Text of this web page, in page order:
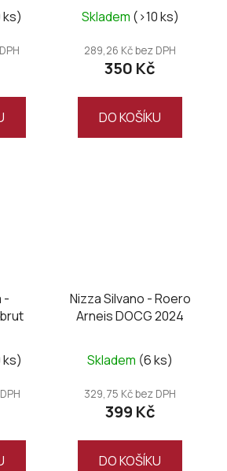
ks)
Skladem (>10 ks)
289,26 Kč bez DPH
350 Kč
DO KOŠÍKU
-
ks)
Nizza Silvano - Roero
Arneis DOCG 2024
Skladem (6 ks)
329,75 Kč bez DPH
399 Kč
DO KOŠÍKU